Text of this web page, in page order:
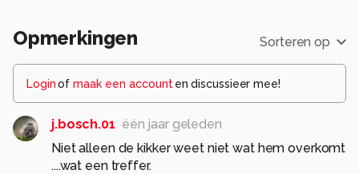
Opmerkingen Sorteren op
Loginof maak een account en discussieer mee!
j.bosch.01 één jaar geleden
Niet alleen de kikker weet niet wat hem overkomt
....wat een treffer.